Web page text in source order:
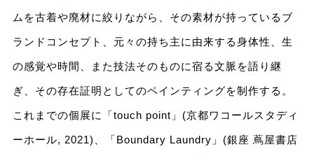
ムを古着や廃材に絞りながら、その素材が持っているブ
ランドコンセプト、元々の持ち主に由来する身体性、生
の感覚や時間、また技法そのものに宿る文脈を語り継
ぎ、その存在証明としてのペインティングを制作する。
これまでの個展に「touch point」(京都ワコールスタディ
ーホール, 2021)、「Boundary Laundry」(銀座 蔦屋書店